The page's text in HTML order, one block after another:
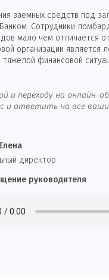
заемных средств под
Сотрудники
мало чем отличается
организации
финансовой
и переходу на онлайн-
ответить на все ваши
директор
руководителя